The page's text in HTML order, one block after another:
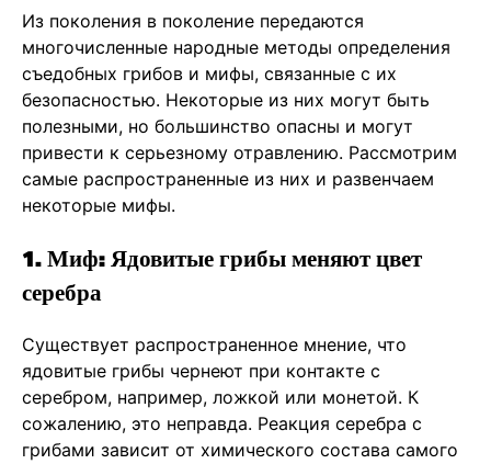
Из поколения в поколение передаются
многочисленные народные методы определения
съедобных грибов и мифы, связанные с их
безопасностью. Некоторые из них могут быть
полезными, но большинство опасны и могут
привести к серьезному отравлению. Рассмотрим
самые распространенные из них и развенчаем
некоторые мифы.
1. Миф: Ядовитые грибы меняют цвет
серебра
Существует распространенное мнение, что
ядовитые грибы чернеют при контакте с
серебром, например, ложкой или монетой. К
сожалению, это неправда. Реакция серебра с
грибами зависит от химического состава самого